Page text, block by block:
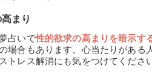
まり
占いで性的欲求の高まりを暗示す
場合もあります。心当たりがあ
トレス解消にも気をつけてください